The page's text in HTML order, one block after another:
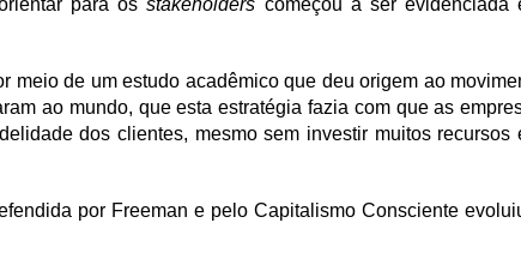
para osstakeholders começou a ser evidenciada
meio de um estudo acadêmico que deu origem ao
ao mundo, que esta estratégia fazia com que as
dos clientes, mesmo sem investir muitos recursos
por Freeman e pelo Capitalismo Consciente